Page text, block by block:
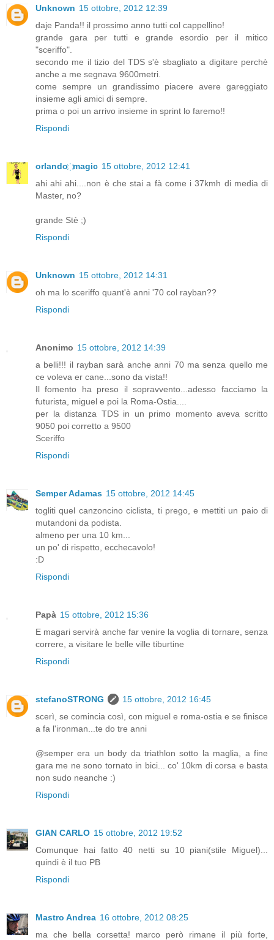
Unknown 15 ottobre, 2012 12:39
daje Panda!! il prossimo anno tutti col cappellino!
grande gara per tutti e grande esordio per il mitico
"sceriffo".
secondo me il tizio del TDS s'è sbagliato a digitare perchè
anche a me segnava 9600metri.
come sempre un grandissimo piacere avere gareggiato
insieme agli amici di sempre.
prima o poi un arrivo insieme in sprint lo faremo!!
Rispondi
orlando ҉ magic 15 ottobre, 2012 12:41
ahi ahi ahi....non è che stai a fà come i 37kmh di media di
Master, no?
grande Stè ;)
Rispondi
Unknown 15 ottobre, 2012 14:31
oh ma lo sceriffo quant'è anni '70 col rayban??
Rispondi
Anonimo 15 ottobre, 2012 14:39
a belli!!! il rayban sarà anche anni 70 ma senza quello me
ce voleva er cane...sono da vista!!
Il fomento ha preso il sopravvento...adesso facciamo la
futurista, miguel e poi la Roma-Ostia....
per la distanza TDS in un primo momento aveva scritto
9050 poi corretto a 9500
Sceriffo
Rispondi
Semper Adamas 15 ottobre, 2012 14:45
togliti quel canzoncino ciclista, ti prego, e mettiti un paio di
mutandoni da podista.
almeno per una 10 km...
un po' di rispetto, ecchecavolo!
:D
Rispondi
Papà 15 ottobre, 2012 15:36
E magari servirà anche far venire la voglia di tornare, senza
correre, a visitare le belle ville tiburtine
Rispondi
stefanoSTRONG
15 ottobre, 2012 16:45
scerì, se comincia così, con miguel e roma-ostia e se finisce
a fa l'ironman...te do tre anni
@semper era un body da triathlon sotto la maglia, a fine
gara me ne sono tornato in bici... co' 10km di corsa e basta
non sudo neanche :)
Rispondi
GIAN CARLO 15 ottobre, 2012 19:52
Comunque hai fatto 40 netti su 10 piani(stile Miguel)...
quindi è il tuo PB
Rispondi
Mastro Andrea 16 ottobre, 2012 08:25
ma che bella corsetta! marco però rimane il più forte,